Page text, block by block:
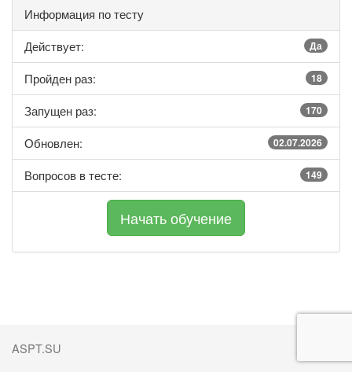
Информация по тесту
Действует:
Да
Пройден раз: 18
Запущен раз: 170
Обновлен: 02.07.2026
Вопросов в тесте: 149
ASPT.SU